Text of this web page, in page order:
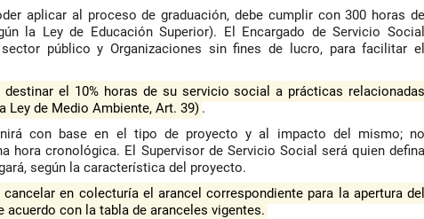
aplicar al proceso de graduación, debe cumplir con 300 horas de
la Ley de Educación Superior). El Encargado de Servicio Social
público y Organizaciones sin fines de lucro, para facilitar el
destinar el 10% horas de su servicio social a prácticas relacionadas
Ley de Medio Ambiente, Art. 39) .
con base en el tipo de proyecto y al impacto del mismo; no
hora cronológica. El Supervisor de Servicio Social será quien defina
según la característica del proyecto.
en colecturía el arancel correspondiente para la apertura del
acuerdo con la tabla de aranceles vigentes.